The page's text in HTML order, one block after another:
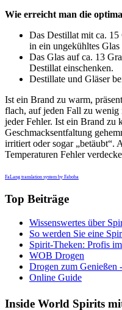
Wie erreicht man die
Das Destillat mit ca. 15
in ein ungekühltes
Das Glas auf ca. 13
Destillat einschenken.
Destillate und Gläser
Ist ein Brand zu warm,
flach, auf jeden Fall zu wenig
jeder Fehler. Ist ein Brand zu
Geschmacksentfaltung
irritiert oder sogar „betäubt“.
Temperaturen Fehler
FaLang translation system by Faboba
Top Beiträge
Wissenswertes über
So werden Sie eine
Spirit-Theken: Profis
WOB Drogen
Drogen zum Genießen
Online Guide
Inside World Spirits